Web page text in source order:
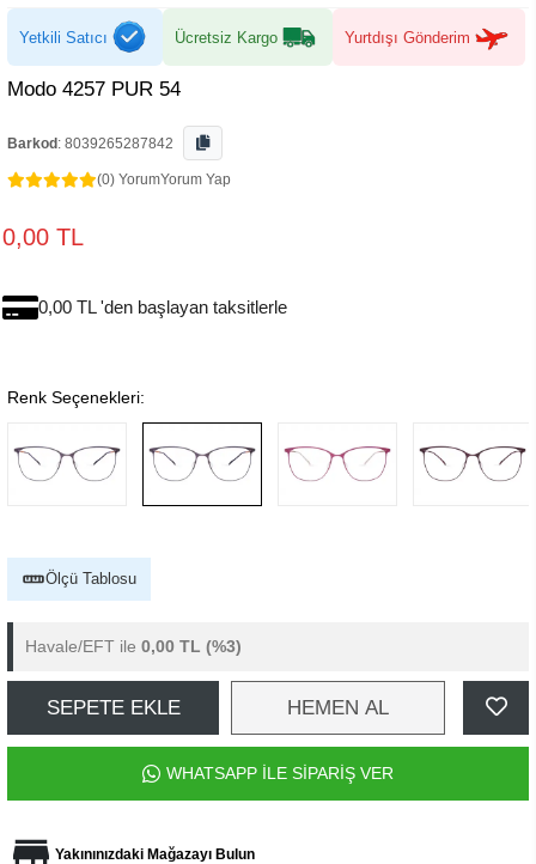
Yetkili Satıcı Ücretsiz Kargo Yurtdışı Gönderim
Modo 4257 PUR 54
Barkod : 8039265287842
(0) YorumYorum Yap
0,00 TL
0,00 TL 'den başlayan taksitlerle
Renk Seçenekleri:
Ölçü Tablosu
Havale/EFT ile 0,00 TL (%3)
SEPETE EKLE HEMEN AL
WHATSAPP İLE SİPARİŞ VER
Yakınınızdaki Mağazayı Bulun